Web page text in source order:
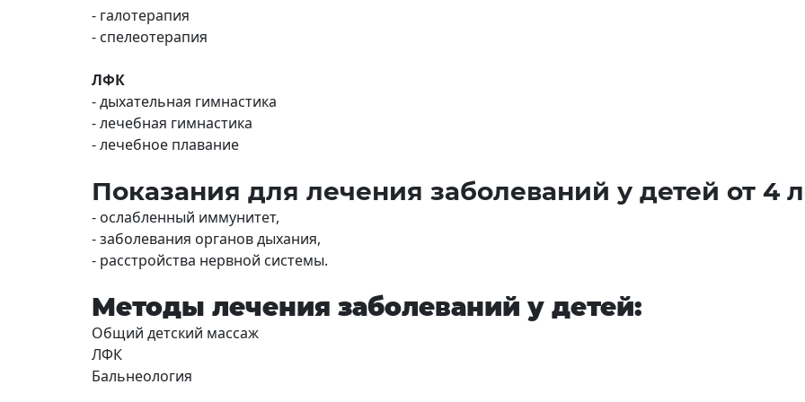
- галотерапия
- спелеотерапия
ЛФК
- дыхательная гимнастика
- лечебная гимнастика
- лечебное плавание
Показания для лечения заболеваний у детей от 4
- ослабленный иммунитет,
- заболевания органов дыхания,
- расстройства нервной системы.
Методы лечения заболеваний у детей:
Общий детский массаж
ЛФК
Бальнеология